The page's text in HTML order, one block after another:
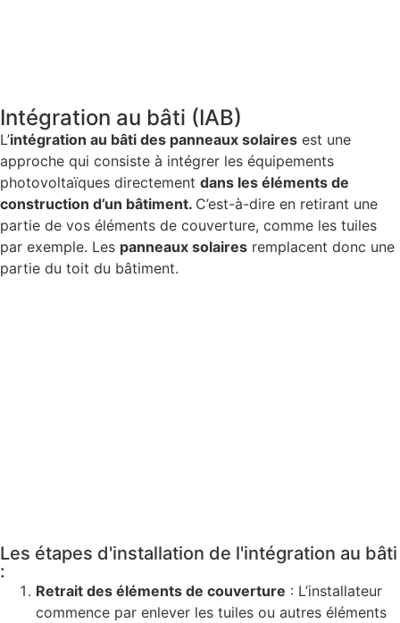
Intégration au bâti (IAB)
L’intégration au bâti des panneaux solaires est une
approche qui consiste à intégrer les équipements
photovoltaïques directement dans les éléments de
construction d’un bâtiment. C’est-à-dire en retirant une
partie de vos éléments de couverture, comme les tuiles
par exemple. Les panneaux solaires remplacent donc une
partie du toit du bâtiment.
Les étapes d'installation de l'intégration au bâti
:
Retrait des éléments de couverture : L’installateur
commence par enlever les tuiles ou autres éléments